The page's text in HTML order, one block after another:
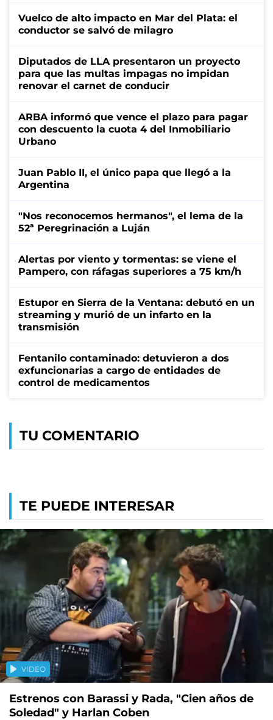
Vuelco de alto impacto en Mar del Plata: el
conductor se salvó de milagro
Diputados de LLA presentaron un proyecto
para que las multas impagas no impidan
renovar el carnet de conducir
ARBA informó que vence el plazo para pagar
con descuento la cuota 4 del Inmobiliario
Urbano
Juan Pablo II, el único papa que llegó a la
Argentina
"Nos reconocemos hermanos", el lema de la
52ª Peregrinación a Luján
Alertas por viento y tormentas: se viene el
Pampero, con ráfagas superiores a 75 km/h
Estupor en Sierra de la Ventana: debutó en un
streaming y murió de un infarto en la
transmisión
Fentanilo contaminado: detuvieron a dos
exfuncionarias a cargo de entidades de
control de medicamentos
TU COMENTARIO
TE PUEDE INTERESAR
VIDEO
Estrenos con Barassi y Rada, "Cien años de
Soledad" y Harlan Coben